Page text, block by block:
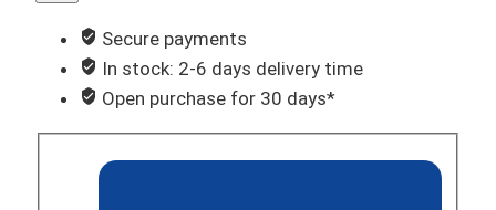
Secure payments
In stock: 2-6 days delivery time
Open purchase for 30 days*